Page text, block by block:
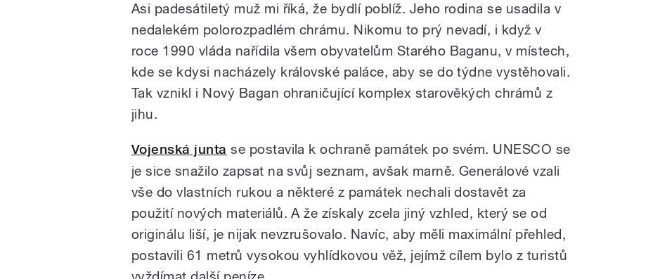
Asi padesátiletý muž mi říká, že bydlí poblíž. Jeho rodina se usadila v
nedalekém polorozpadlém chrámu. Nikomu to prý nevadí, i když v
roce 1990 vláda nařídila všem obyvatelům Starého Baganu, v místech,
kde se kdysi nacházely královské paláce, aby se do týdne vystěhovali.
Tak vznikl i Nový Bagan ohraničující komplex starověkých chrámů z
jihu.
Vojenská junta se postavila k ochraně památek po svém. UNESCO se
je sice snažilo zapsat na svůj seznam, avšak marně. Generálové vzali
vše do vlastních rukou a některé z památek nechali dostavět za
použití nových materiálů. A že získaly zcela jiný vzhled, který se od
originálu liší, je nijak nevzrušovalo. Navíc, aby měli maximální přehled,
postavili 61 metrů vysokou vyhlídkovou věž, jejímž cílem bylo z turistů